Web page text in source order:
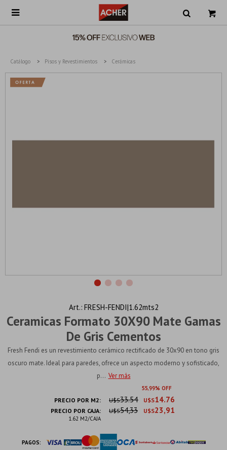

Catálogo Pisos y Revestimientos Cerámicas
Ceramicas Formato 30X90 Mate Gamas
De Gris Cementos
FRESH-FENDI|1.62mts2
Fresh Fendi es un revestimiento cerámico rectificado de 30x90 en tono gris
oscuro mate. Ideal para paredes, ofrece un aspecto moderno y sofisticado,
p... Ver más
55 99
PRECIO POR M2: U$S14.76
U$S33.54
PRECIO POR CAJA:
1.62 M2/CAJA
U$S23,91
U$S54,33
PAGOS: